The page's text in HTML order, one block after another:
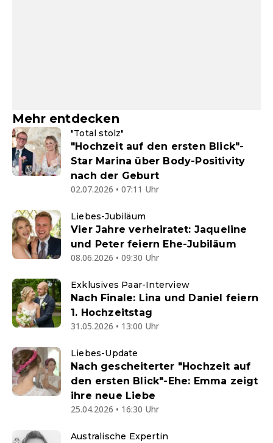
Mehr entdecken
"Total stolz"
"Hochzeit auf den ersten Blick"-
Star Marina über Body-Positivity
nach der Geburt
02.07.2026 • 07:11 Uhr
Liebes-Jubiläum
Vier Jahre verheiratet: Jaqueline
und Peter feiern Ehe-Jubiläum
08.06.2026 • 09:30 Uhr
Exklusives Paar-Interview
Nach Finale: Lina und Daniel feiern
1. Hochzeitstag
31.05.2026 • 13:00 Uhr
Liebes-Update
Nach gescheiterter "Hochzeit auf
den ersten Blick"-Ehe: Emma zeigt
ihre neue Liebe
25.04.2026 • 16:30 Uhr
Australische Expertin